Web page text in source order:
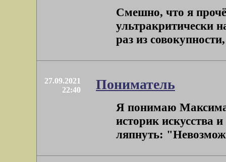
Смешно, что я
ультракритически
раз из
27.09.2021
22:40
Пониматель
Я понимаю Максима
историк искусства
ляпнуть: